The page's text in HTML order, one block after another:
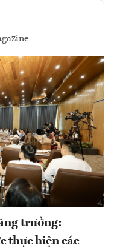
trưởng:
thực hiện các